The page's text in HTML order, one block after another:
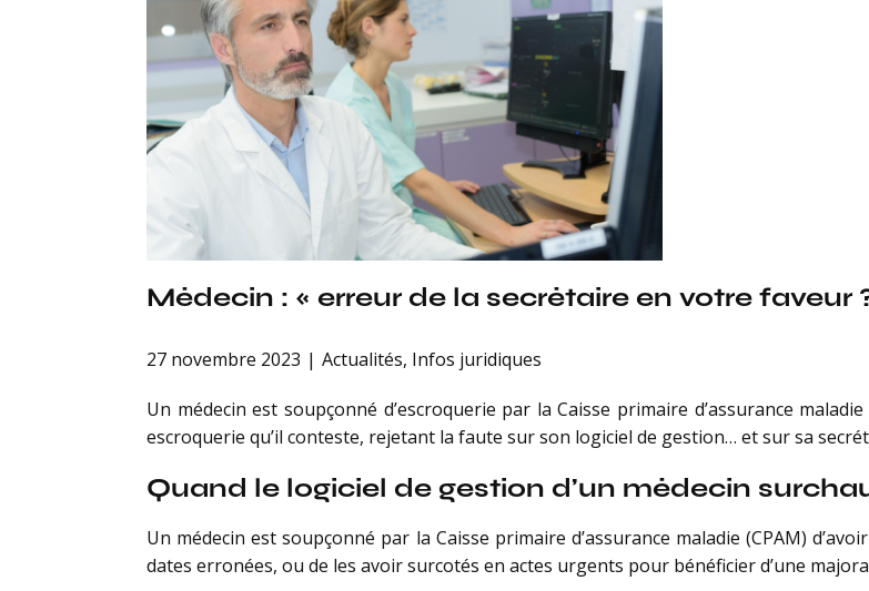
Médecin : « erreur de la secrétaire en votre faveur
27 novembre 2023 Actualités, Infos juridiques
Un médecin est soupçonné d’escroquerie par la Caisse primaire d’assurance
escroquerie qu’il conteste, rejetant la faute sur son logiciel de gestion… et sur sa
Quand le logiciel de gestion d’un médecin
Un médecin est soupçonné par la Caisse primaire d’assurance maladie (CPAM)
dates erronées, ou de les avoir surcotés en actes urgents pour bénéficier d’une